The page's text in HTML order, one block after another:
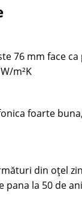
76 mm face
m²K
foarte
din oțel
pana la 50 de ani